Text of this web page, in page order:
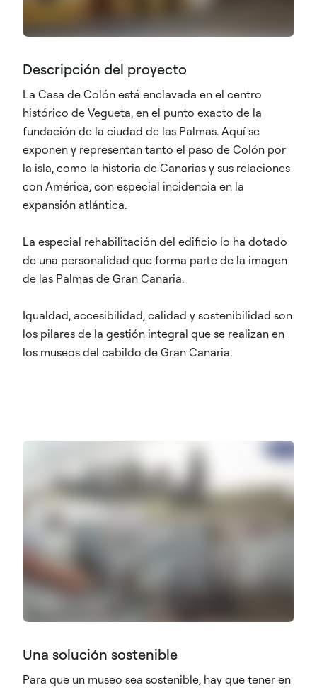
Descripción del proyecto
La Casa de Colón está enclavada en el centro
histórico de Vegueta, en el punto exacto de la
fundación de la ciudad de las Palmas. Aquí se
exponen y representan tanto el paso de Colón por
la isla, como la historia de Canarias y sus relaciones
con América, con especial incidencia en la
expansión atlántica.
La especial rehabilitación del edificio lo ha dotado
de una personalidad que forma parte de la imagen
de las Palmas de Gran Canaria.
Igualdad, accesibilidad, calidad y sostenibilidad son
los pilares de la gestión integral que se realizan en
los museos del cabildo de Gran Canaria.
Una solución sostenible
Para que un museo sea sostenible, hay que tener en